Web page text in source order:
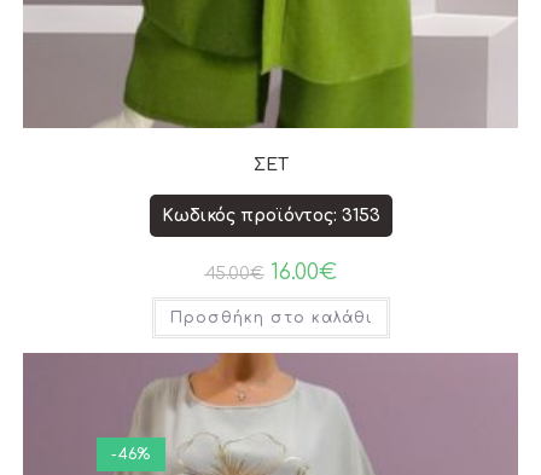
ΣΕΤ
Κωδικός προϊόντος: 3153
45.00€ 16.00€
Προσθήκη στο καλάθι
-46%